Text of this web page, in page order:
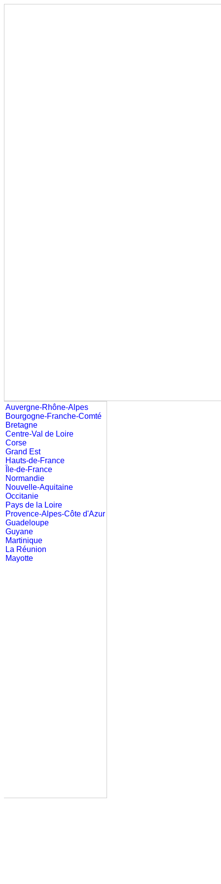
Auvergne-Rhône-Alpes
Bourgogne-Franche-Comté
Bretagne
Centre-Val de Loire
Corse
Grand Est
Hauts-de-France
Île-de-France
Normandie
Nouvelle-Aquitaine
Occitanie
Pays de la Loire
Provence-Alpes-Côte d'Azur
Guadeloupe
Guyane
Martinique
La Réunion
Mayotte